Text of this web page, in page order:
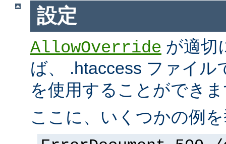
設定
AllowOverride が適切
ば、 .htaccess ファイル
を使用することができ
ここに、いくつかの例